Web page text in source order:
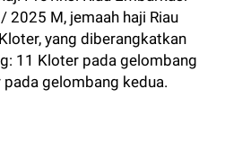
2025 M, jemaah haji Riau
yang diberangkatkan
11 Kloter pada gelombang
gelombang kedua.